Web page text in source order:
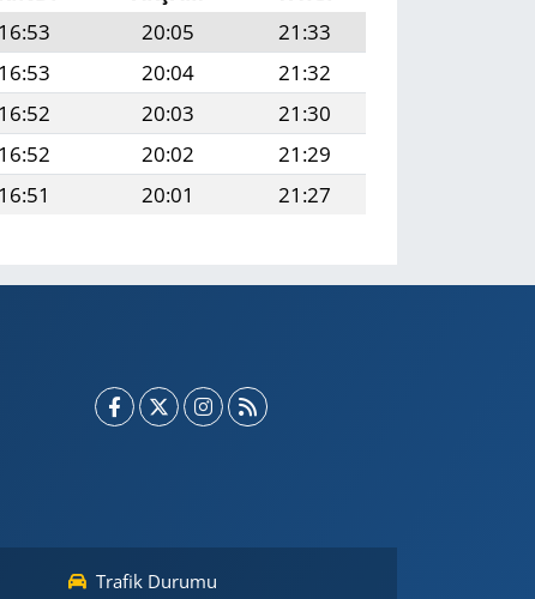
16:53 20:05
21:33
16:53 20:04
21:32
16:52 20:03
21:30
16:52 20:02
21:29
16:51 20:01 21:27
Trafik Durumu